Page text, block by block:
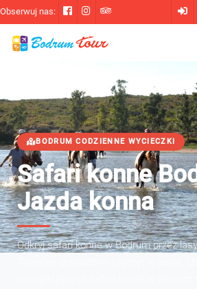
Obserwuj nas:
BODRUM CODZIENNE WYCIECZKI
Safari konne
Jazda konna
Odkryj safari konne w Bodrum przez